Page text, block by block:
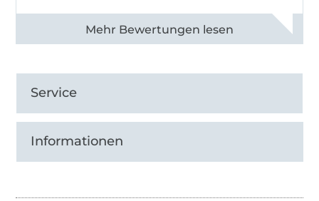
Alle 82950 Bewertungen ansehen
Service
Informationen